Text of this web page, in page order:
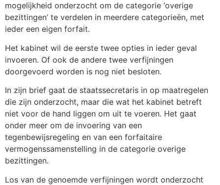
mogelijkheid onderzocht om de categorie ‘overige
bezittingen’ te verdelen in meerdere categorieën, met
ieder een eigen forfait.
Het kabinet wil de eerste twee opties in ieder geval
invoeren. Of ook de andere twee verfijningen
doorgevoerd worden is nog niet besloten.
In zijn brief gaat de staatssecretaris in op maatregelen
die zijn onderzocht, maar die wat het kabinet betreft
niet voor de hand liggen om uit te voeren. Het gaat
onder meer om de invoering van een
tegenbewijsregeling en van een forfaitaire
vermogenssamenstelling in de categorie overige
bezittingen.
Los van de genoemde verfijningen wordt onderzocht